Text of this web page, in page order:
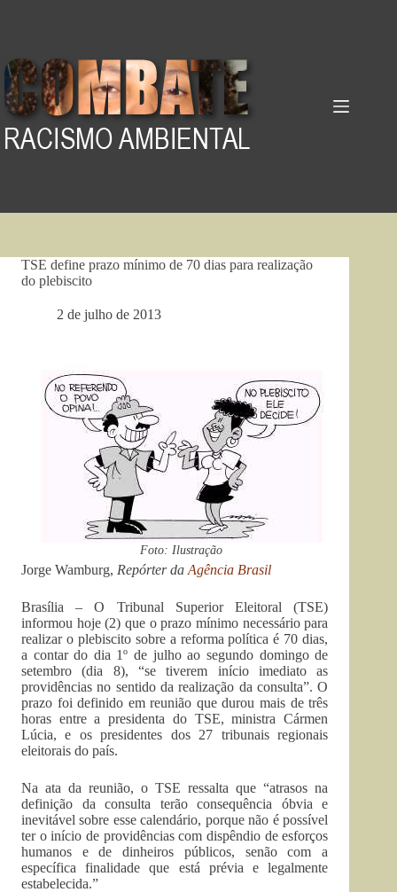
TSE define prazo mínimo de 70 dias para realização
do plebiscito
2 de julho de 2013
Foto: Ilustração
Jorge Wamburg, Repórter da Agência Brasil
Brasília – O Tribunal Superior Eleitoral (TSE)
informou hoje (2) que o prazo mínimo necessário para
realizar o plebiscito sobre a reforma política é 70 dias,
a contar do dia 1º de julho ao segundo domingo de
setembro (dia 8), “se tiverem início imediato as
providências no sentido da realização da consulta”. O
prazo foi definido em reunião que durou mais de três
horas entre a presidenta do TSE, ministra Cármen
Lúcia, e os presidentes dos 27 tribunais regionais
eleitorais do país.
Na ata da reunião, o TSE ressalta que “atrasos na
definição da consulta terão consequência óbvia e
inevitável sobre esse calendário, porque não é possível
ter o início de providências com dispêndio de esforços
humanos e de dinheiros públicos, senão com a
específica finalidade que está prévia e legalmente
estabelecida.”